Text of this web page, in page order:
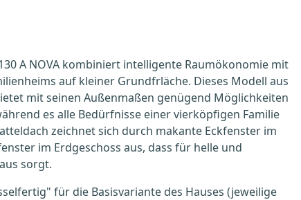
A NOVA kombiniert intelligente Raumökonomie mit
auf kleiner Grundfrläche. Dieses Modell aus
mit seinen Außenmaßen genügend Möglichkeiten
es alle Bedürfnisse einer vierköpfigen Familie
zeichnet sich durch makante Eckfenster im
im Erdgeschoss aus, dass für helle und
sorgt.
für die Basisvariante des Hauses (jeweilige